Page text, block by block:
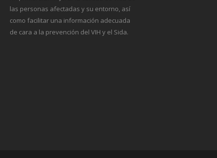
las personas afectadas y su entorno, así
como facilitar una información adecuada
de cara a la prevención del VIH y el Sida.